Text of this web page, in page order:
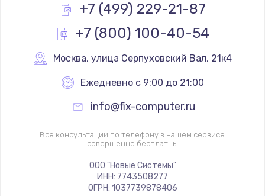
+7 (499) 229-21-87
+7 (800) 100-40-54
Москва, улица Серпуховский Вал, 21к4
Ежедневно с 9:00 до 21:00
info@fix-computer.ru
Все консультации по телефону в нашем сервисе
совершенно бесплатны
ООО "Новые Системы"
ИНН: 7743508277
ОГРН: 1037739878406